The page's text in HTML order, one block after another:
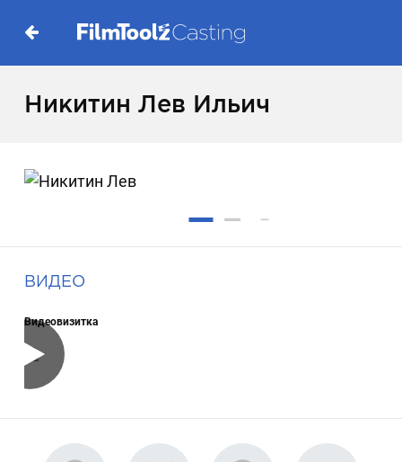
Никитин Лев Ильич
ВИДЕО
Видеовизитка